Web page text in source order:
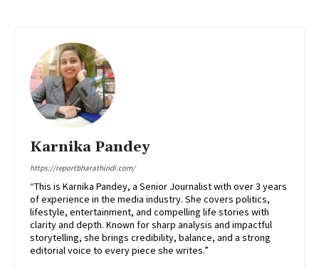
Karnika Pandey
https://reportbharathindi.com/
“This is Karnika Pandey, a Senior Journalist with over 3 years
of experience in the media industry. She covers politics,
lifestyle, entertainment, and compelling life stories with
clarity and depth. Known for sharp analysis and impactful
storytelling, she brings credibility, balance, and a strong
editorial voice to every piece she writes.”